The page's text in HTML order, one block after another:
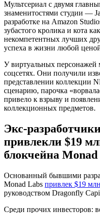
Мультсериал с двумя
знаменитостями студии —
разработке на Amazon
зубастого кролика и кота
некомпетентных лучших
успеха в жизни любой
У виртуальных
соцсетях. Они получили
представлении коллекции
сценарию, парочка
привело к взрыву и
коллекционных предметов.
Экс-
привлекли $19
блокчейна Monad
Основанный бывшими
Monad Labs привлек $19 млн
руководством Dragonfly
Среди прочих инвесторов: